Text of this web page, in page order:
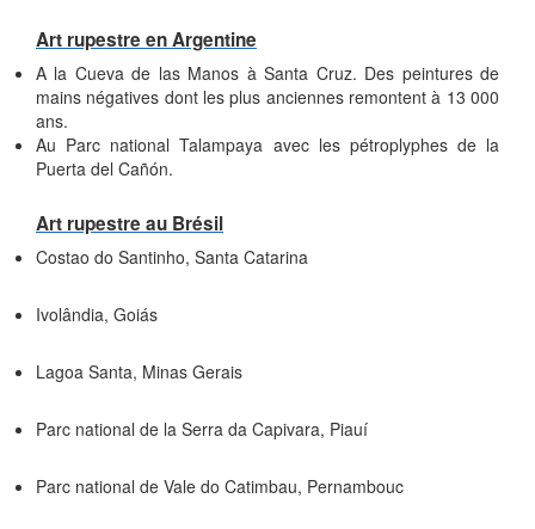
Art rupestre en Argentine
A la Cueva de las Manos à Santa Cruz. Des peintures de
mains négatives dont les plus anciennes remontent à 13 000
ans.
Au Parc national Talampaya avec les pétroplyphes de la
Puerta del Cañón.
Art rupestre au Brésil
Costao do Santinho, Santa Catarina
Ivolândia, Goiás
Lagoa Santa, Minas Gerais
Parc national de la Serra da Capivara, Piauí
Parc national de Vale do Catimbau, Pernambouc